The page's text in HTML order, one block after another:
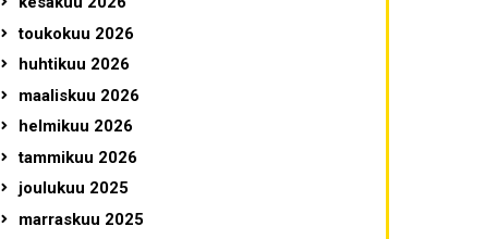
toukokuu 2026
huhtikuu 2026
maaliskuu 2026
helmikuu 2026
tammikuu 2026
joulukuu 2025
marraskuu 2025